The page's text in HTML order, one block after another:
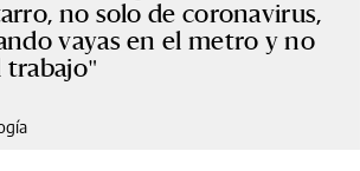
no solo de coronavirus,
vayas en el metro y no
trabajo